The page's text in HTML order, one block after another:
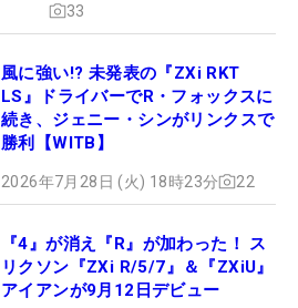
33
風に強い!? 未発表の『ZXi RKT
LS』ドライバーでR・フォックスに
続き、ジェニー・シンがリンクスで
勝利【WITB】
2026年7月28日 (火) 18時23分 22
『4』が消え『R』が加わった！ ス
リクソン『ZXi R/5/7』＆『ZXiU』
アイアンが9月12日デビュー